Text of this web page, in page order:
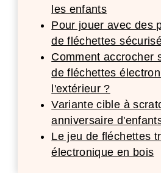
les enfants
Pour jouer avec des
de fléchettes
Comment accrocher
de fléchettes
l'extérieur ?
Variante cible à
anniversaire
Le jeu de fléchettes
électronique en bois